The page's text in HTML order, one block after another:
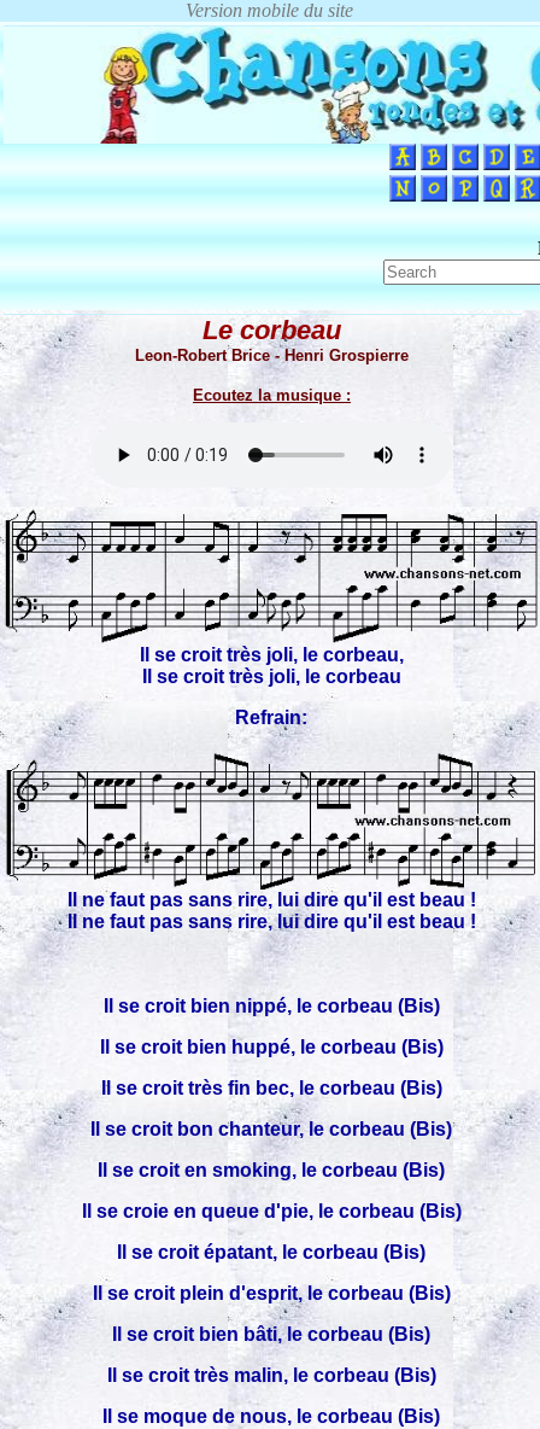
Le corbeau
Leon-Robert Brice - Henri Grospierre
Ecoutez la musique :
Il se croit très joli, le corbeau,
Il se croit très joli, le corbeau
Refrain:
Il ne faut pas sans rire, lui dire qu'il est beau !
Il ne faut pas sans rire, lui dire qu'il est beau !
Il se croit bien nippé, le corbeau (Bis)
Il se croit bien huppé, le corbeau (Bis)
Il se croit très fin bec, le corbeau (Bis)
Il se croit bon chanteur, le corbeau (Bis)
Il se croit en smoking, le corbeau (Bis)
Il se croie en queue d'pie, le corbeau (Bis)
Il se croit épatant, le corbeau (Bis)
Il se croit plein d'esprit, le corbeau (Bis)
Il se croit bien bâti, le corbeau (Bis)
Il se croit très malin, le corbeau (Bis)
Il se moque de nous, le corbeau (Bis)